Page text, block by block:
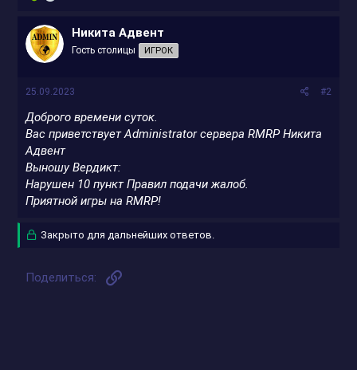
Никита Адвент
Гость столицы ИГРОК
25.09.2023 #2
Доброго времени суток.
Вас приветствует Administrator сервера RMRP Никита
Адвент
Выношу Вердикт:
Нарушен 10 пункт Правил подачи жалоб.
Приятной игры на RMRP!
Закрыто для дальнейших ответов.
Поделиться: